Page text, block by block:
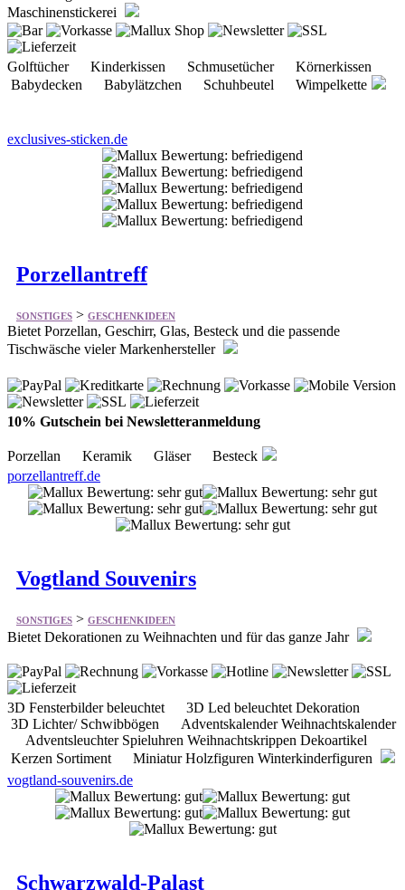
Golftücher Kinderkissen Schmusetücher Körnerkissen
Babydecken Babylätzchen Schuhbeutel Wimpelkette
exclusives-sticken.de
Porzellantreff
SONSTIGES> GESCHENKIDEEN
Bietet Porzellan, Geschirr, Glas, Besteck und die passende
10% Gutschein bei Newsletteranmeldung
Porzellan Keramik Gläser Besteck
Vogtland Souvenirs
SONSTIGES >GESCHENKIDEEN
Bietet Dekorationen zu Weihnachten und für das ganze Jahr
3D Fensterbilder beleuchtet 3D Led beleuchtet Dekoration
3D Lichter/ Schwibbögen Adventskalender Weihnachtskalender
Adventsleuchter Spieluhren Weihnachtskrippen Dekoartikel
Kerzen Sortiment Miniatur Holzfiguren Winterkinderfiguren
vogtland-souvenirs.de
Schwarzwald-Palast
SONSTIGES>GESCHENKIDEEN